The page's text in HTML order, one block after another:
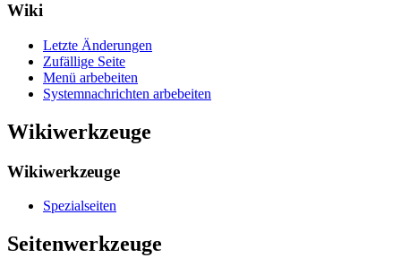
Wiki
Letzte Änderungen
Zufällige Seite
Menü arbebeiten
Systemnachrichten arbebeiten
Wikiwerkzeuge
Wikiwerkzeuge
Spezialseiten
Seitenwerkzeuge